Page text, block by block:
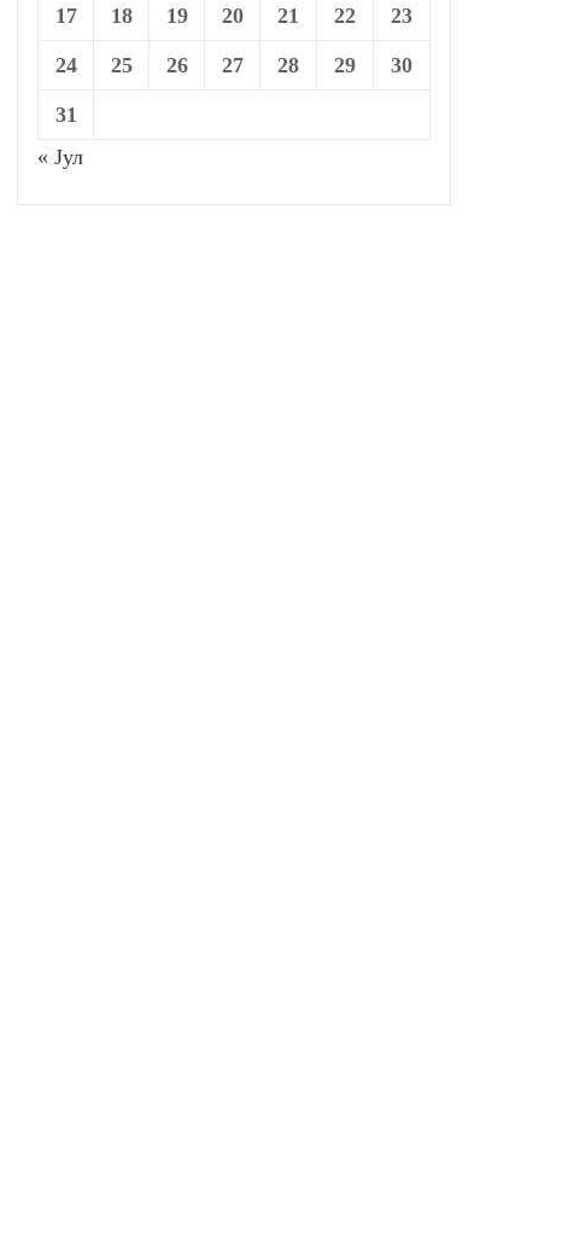
17 18 19 20 21 22 23
24 25 26 27 28 29 30
31
« Јул